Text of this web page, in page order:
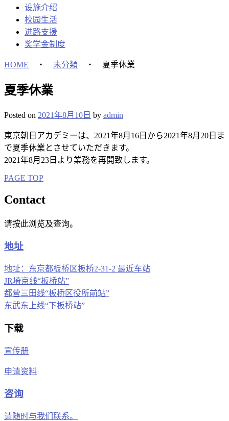
设施介绍
校园生活
进路支援
奖学金制度
HOME ・ 未分類 ・ 夏季休業
夏季休業
Posted on 2021年8月10日 by admin
東京朝日アカデミーは、2021年8月16日から2021年8月20日ま
で夏季休業とさせていただきます。
2021年8月23日より業務を再開致します。
PAGE TOP
Contact
请按此浏览及查询。
地址
地址：东京都板桥区板桥2-31-2 最近车站
JR埼京线“板桥站”
都营三田线“板桥区役所前站”
东武东上线“下板桥站”
下载
宣传册
申请资料
咨询
请随时与我们联系。